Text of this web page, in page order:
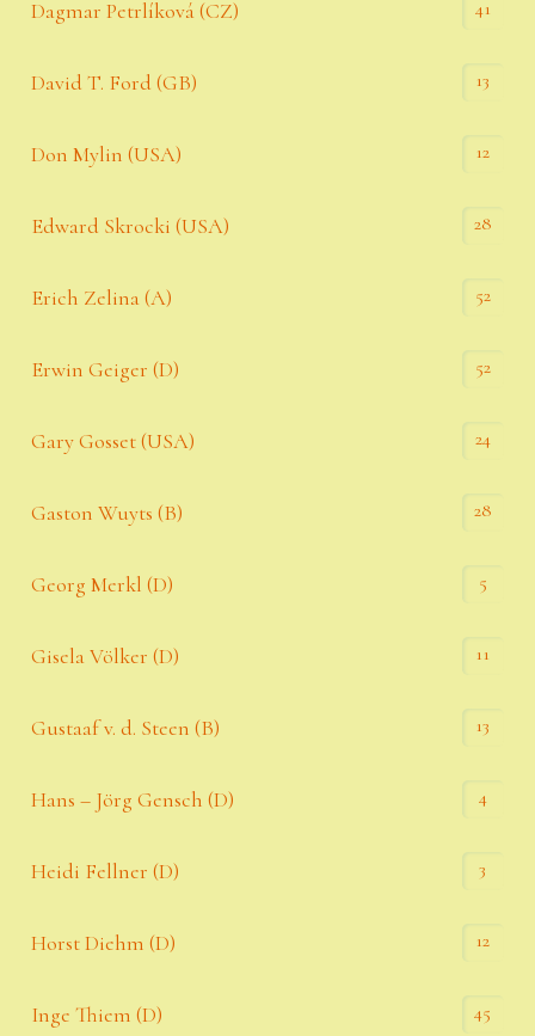
Dagmar Petrlíková (CZ) 41
David T. Ford (GB) 13
Don Mylin (USA) 12
Edward Skrocki (USA) 28
Erich Zelina (A) 52
Erwin Geiger (D) 52
Gary Gosset (USA) 24
Gaston Wuyts (B) 28
Georg Merkl (D) 5
Gisela Völker (D) 11
Gustaaf v. d. Steen (B) 13
Hans – Jörg Gensch (D) 4
Heidi Fellner (D) 3
Horst Diehm (D) 12
Inge Thiem (D) 45